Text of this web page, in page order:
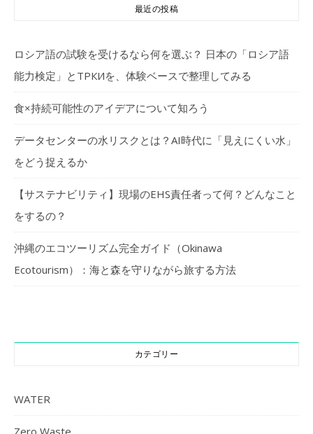
最近の投稿
ロシア語の試験を受けるなら何を選ぶ？ 日本の「ロシア語
能力検定」とТРКИを、体験ベースで整理してみる
食×持続可能性のアイデアについて知ろう
データセンターの水リスクとは？AI時代に「見えにくい水」
をどう捉えるか
【サステナビリティ】現場のEHS責任者って何？どんなこと
をするの？
沖縄のエコツーリズム完全ガイド（Okinawa
Ecotourism）：海と森を守りながら旅する方法
カテゴリー
WATER